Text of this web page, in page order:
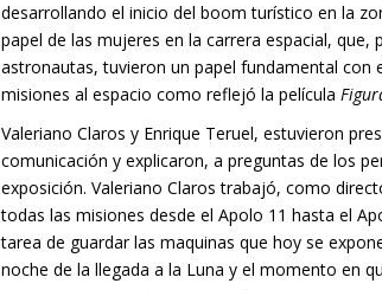
desarrollando el inicio del boom turístico en la
papel de las mujeres en la carrera espacial, que,
astronautas, tuvieron un papel fundamental
misiones al espacio como reflejó la película
Valeriano Claros y Enrique Teruel, estuvieron
comunicación y explicaron, a preguntas de los
exposición. Valeriano Claros trabajó, como
todas las misiones desde el Apolo 11 hasta el
tarea de guardar las maquinas que hoy se
noche de la llegada a la Luna y el momento en